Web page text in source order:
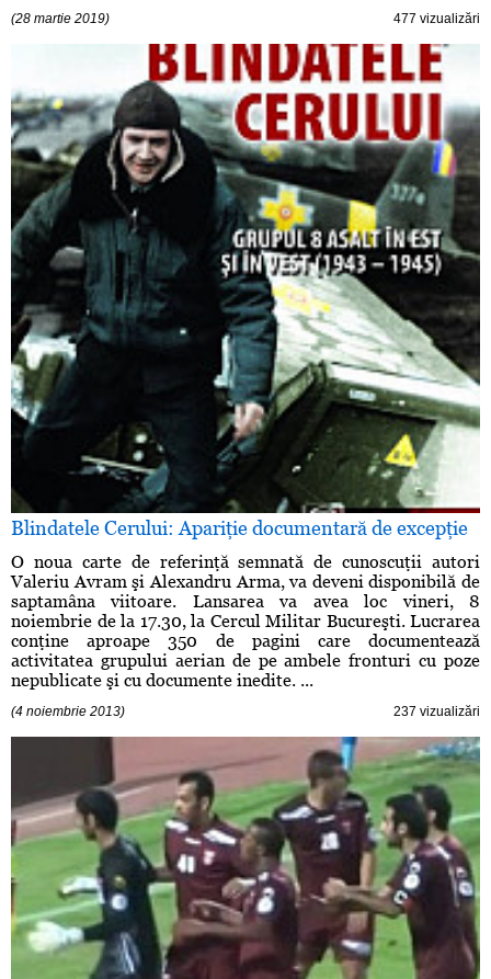
(28 martie 2019) 477 vizualizări
Blindatele Cerului: Apariţie documentară de excepţie
O noua carte de referinţă semnată de cunoscuţii autori
Valeriu Avram şi Alexandru Arma, va deveni disponibilă de
saptamâna viitoare. Lansarea va avea loc vineri, 8
noiembrie de la 17.30, la Cercul Militar Bucureşti. Lucrarea
conţine aproape 350 de pagini care documentează
activitatea grupului aerian de pe ambele fronturi cu poze
nepublicate şi cu documente inedite. ...
(4 noiembrie 2013) 237 vizualizări